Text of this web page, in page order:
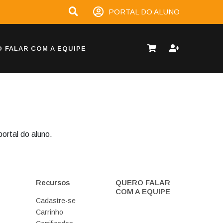
PORTAL DO ALUNO
FALAR COM A EQUIPE
do aluno.
Recursos
Cadastre-se
Carrinho
QUERO FALAR
COM A EQUIPE